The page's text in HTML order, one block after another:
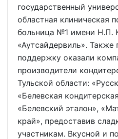
государственный
областная клиническая
больница №1 имени Н.П.
«Аутсайдервиль». Также
поддержку оказали
производители
Тульской области:
«Белевская
«Белевский эталон»,
край», предоставив
участникам. Вкусной и